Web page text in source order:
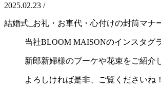
2025.02.23 /
結婚式_お礼・お車代・心付けの封筒マナ
当社BLOOM MAISONのインスタグ
新郎新婦様のブーケや花束をご紹介
よろしければ是非、ご覧くださいね！